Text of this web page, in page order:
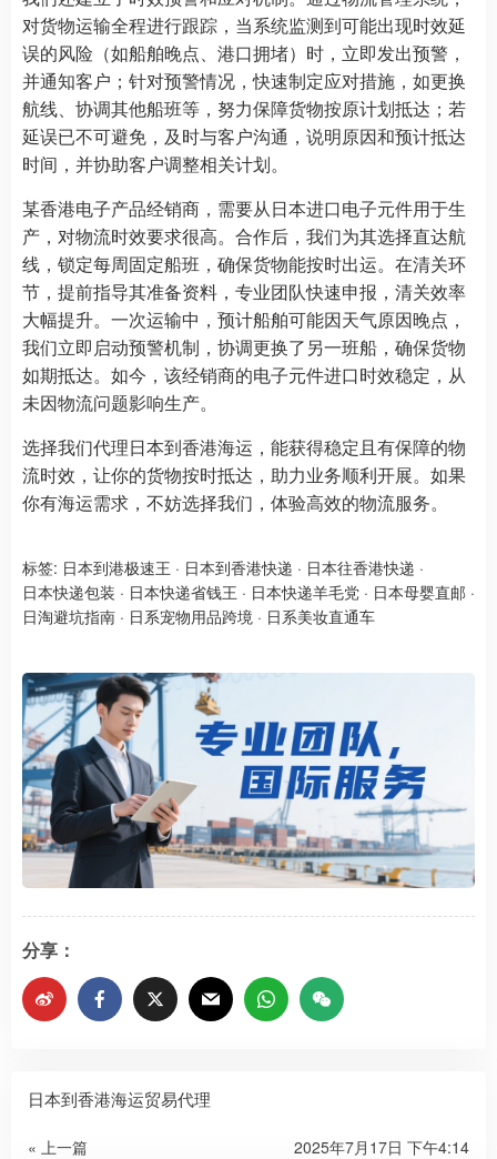
对货物运输全程进行跟踪，当系统监测到可能出现时效延
误的风险（如船舶晚点、港口拥堵）时，立即发出预警，
并通知客户；针对预警情况，快速制定应对措施，如更换
航线、协调其他船班等，努力保障货物按原计划抵达；若
延误已不可避免，及时与客户沟通，说明原因和预计抵达
时间，并协助客户调整相关计划。
某香港电子产品经销商，需要从日本进口电子元件用于生
产，对物流时效要求很高。合作后，我们为其选择直达航
线，锁定每周固定船班，确保货物能按时出运。在清关环
节，提前指导其准备资料，专业团队快速申报，清关效率
大幅提升。一次运输中，预计船舶可能因天气原因晚点，
我们立即启动预警机制，协调更换了另一班船，确保货物
如期抵达。如今，该经销商的电子元件进口时效稳定，从
未因物流问题影响生产。
选择我们代理日本到香港海运，能获得稳定且有保障的物
流时效，让你的货物按时抵达，助力业务顺利开展。如果
你有海运需求，不妨选择我们，体验高效的物流服务。
标签: 日本到港极速王 · 日本到香港快递 · 日本往香港快递 ·
日本快递包装 · 日本快递省钱王 · 日本快递羊毛党 · 日本母婴直邮 ·
日淘避坑指南 · 日系宠物用品跨境 · 日系美妆直通车
分享：
日本到香港海运贸易代理
« 上一篇 2025年7月17日 下午4:14